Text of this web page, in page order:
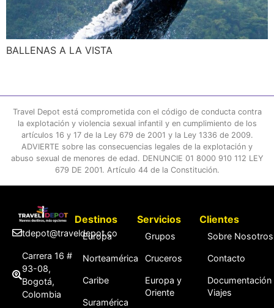
BALLENAS A LA VISTA
Travel Depot está comprometida con el código de conducta contra
la explotación y violencia sexual infantil y en cumplimiento de los
artículos 16 y 17 de la Ley 679 de 2001 y la Ley 1336 de 2009.
ADVIERTE sobre las consecuencias legales de la explotación y
abuso sexual de menores de edad. DENUNCIE 01 8000 910 112 LEY
679 DE 2001. Artículo 44 de la Constitución.
tdepot@traveldepot.co
Carrera 16 #
93-08,
Bogotá,
Colombia
Destinos
Europa
Norteamérica
Caribe
Suramérica
Servicios
Grupos
Cruceros
Europa y
Oriente
Clientes
Sobre Nosotros
Contacto
Documentación
Viajes